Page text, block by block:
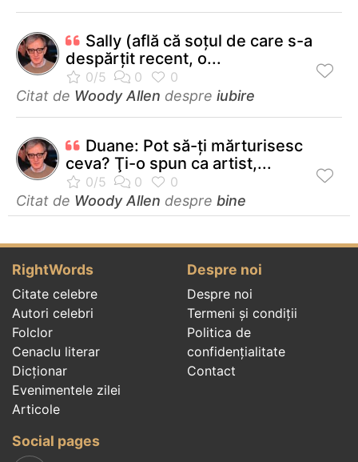
Sally (află că soţul de care s-a
despărţit recent, o...
Citat de Woody Allen despre iubire
Duane: Pot să-ţi mărturisesc
ceva? Ţi-o spun ca artist,...
Citat de Woody Allen despre bine
RightWords
Citate celebre
Autori celebri
Folclor
Cenaclu literar
Dicționar
Evenimentele zilei
Articole
Despre noi
Despre noi
Termeni și condiții
Politica de
confidenţialitate
Contact
Social pages